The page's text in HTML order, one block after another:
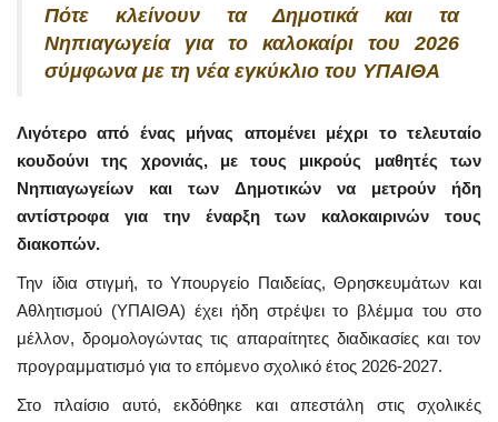
Πότε κλείνουν τα Δημοτικά και τα
Νηπιαγωγεία για το καλοκαίρι του 2026
σύμφωνα με τη νέα εγκύκλιο του ΥΠΑΙΘΑ
Λιγότερο από ένας μήνας απομένει μέχρι το τελευταίο
κουδούνι της χρονιάς, με τους μικρούς μαθητές των
Νηπιαγωγείων και των Δημοτικών να μετρούν ήδη
αντίστροφα για την έναρξη των καλοκαιρινών τους
διακοπών.
Την ίδια στιγμή, το Υπουργείο Παιδείας, Θρησκευμάτων και
Αθλητισμού (ΥΠΑΙΘΑ) έχει ήδη στρέψει το βλέμμα του στο
μέλλον, δρομολογώντας τις απαραίτητες διαδικασίες και τον
προγραμματισμό για το επόμενο σχολικό έτος 2026-2027.
Στο πλαίσιο αυτό, εκδόθηκε και απεστάλη στις σχολικές